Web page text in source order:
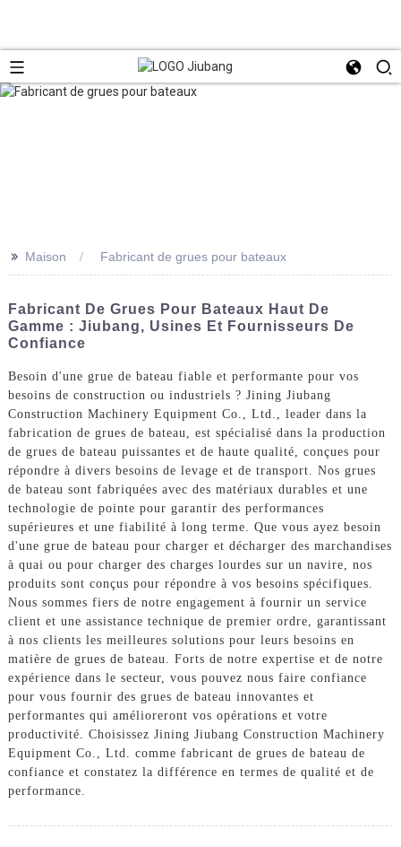
>> Maison Fabricant de grues pour bateaux
Fabricant De Grues Pour Bateaux Haut De
Gamme : Jiubang, Usines Et Fournisseurs De
Confiance
Besoin d'une grue de bateau fiable et performante pour vos
besoins de construction ou industriels ? Jining Jiubang
Construction Machinery Equipment Co., Ltd., leader dans la
fabrication de grues de bateau, est spécialisé dans la production
de grues de bateau puissantes et de haute qualité, conçues pour
répondre à divers besoins de levage et de transport. Nos grues
de bateau sont fabriquées avec des matériaux durables et une
technologie de pointe pour garantir des performances
supérieures et une fiabilité à long terme. Que vous ayez besoin
d'une grue de bateau pour charger et décharger des marchandises
à quai ou pour charger des charges lourdes sur un navire, nos
produits sont conçus pour répondre à vos besoins spécifiques.
Nous sommes fiers de notre engagement à fournir un service
client et une assistance technique de premier ordre, garantissant
à nos clients les meilleures solutions pour leurs besoins en
matière de grues de bateau. Forts de notre expertise et de notre
expérience dans le secteur, vous pouvez nous faire confiance
pour vous fournir des grues de bateau innovantes et
performantes qui amélioreront vos opérations et votre
productivité. Choisissez Jining Jiubang Construction Machinery
Equipment Co., Ltd. comme fabricant de grues de bateau de
confiance et constatez la différence en termes de qualité et de
performance.